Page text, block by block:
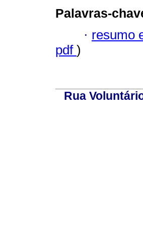
Palavras-
· resumo
pdf )
Rua